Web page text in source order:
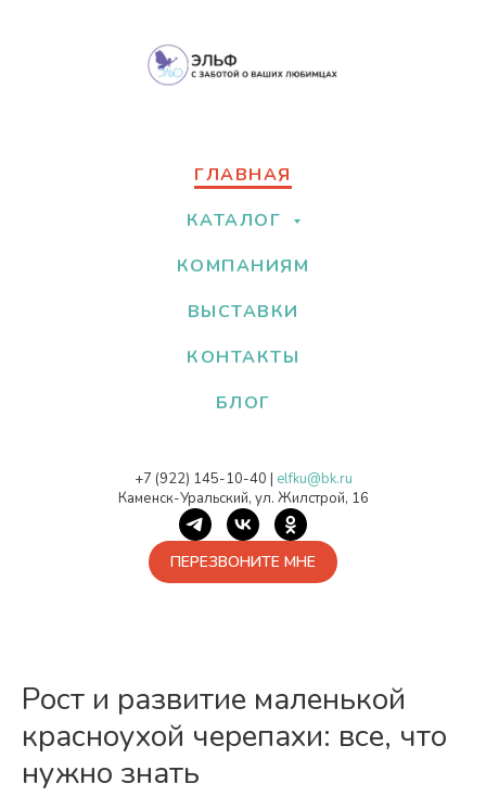
ГЛАВНАЯ
КАТАЛОГ
КОМПАНИЯМ
ВЫСТАВКИ
КОНТАКТЫ
БЛОГ
+7 (922) 145-10-40 | elfku@bk.ru
Каменск-Уральский, ул. Жилстрой, 16
ПЕРЕЗВОНИТЕ МНЕ
Рост и развитие маленькой
красноухой черепахи: все, что
нужно знать